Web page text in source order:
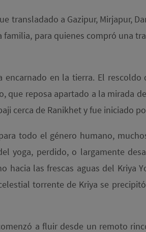
a Gazipur, Mirjapur,
para quienes compró una
en la tierra. El
reposa apartado a la mirada
cerca de Ranikhet y fue iniciado
todo el género humano,
yoga, perdido, o largamente
las frescas aguas del Kriya
torrente de Kriya se
a fluir desde un remoto